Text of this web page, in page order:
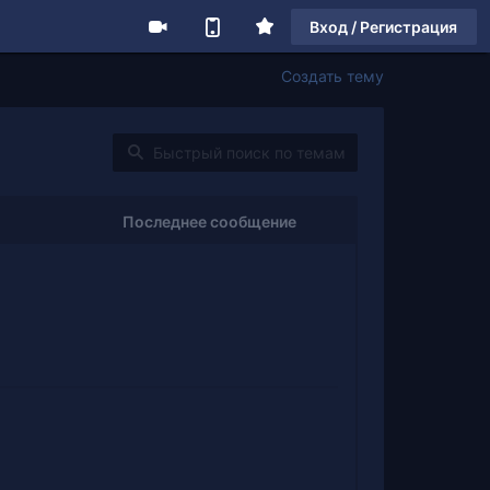
Вход / Регистрация
Создать тему
Последнее сообщение